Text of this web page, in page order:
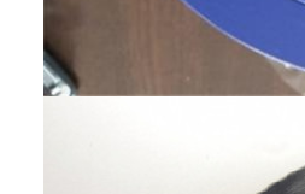
Laisser un
Nous vous